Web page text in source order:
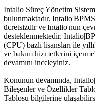
Intalio Süreç Yönetim
bulunmaktadır.
ücretsizdir ve Intalio'nun
desteklenmektedir.
(CPU) bazlı lisansları ile
ve bakım hizmetlerini
devamını inceleyiniz.
Konunun devamında,
Bileşenler ve Özellikler
Tablosu bilgilerine